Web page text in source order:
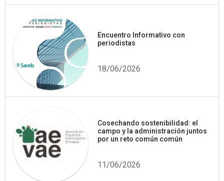
Encuentro Informativo con
periodistas
18/06/2026
Cosechando sostenibilidad: el
campo y la administración juntos
por un reto común común
11/06/2026